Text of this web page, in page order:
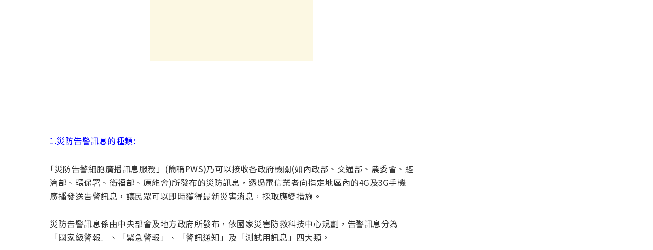
1.災防告警訊息的種類:
｢災防告警細胞廣播訊息服務」(簡稱PWS)乃可以接收各政府機關(如內政部、交通部、農委會、經
濟部、環保署、衛福部、原能會)所發布的災防訊息，透過電信業者向指定地區內的4G及3G手機
廣播發送告警訊息，讓民眾可以即時獲得最新災害消息，採取應變措施。
災防告警訊息係由中央部會及地方政府所發布，依國家災害防救科技中心規劃，告警訊息分為
「國家級警報」、「緊急警報」、「警訊通知」及「測試用訊息」四大類。